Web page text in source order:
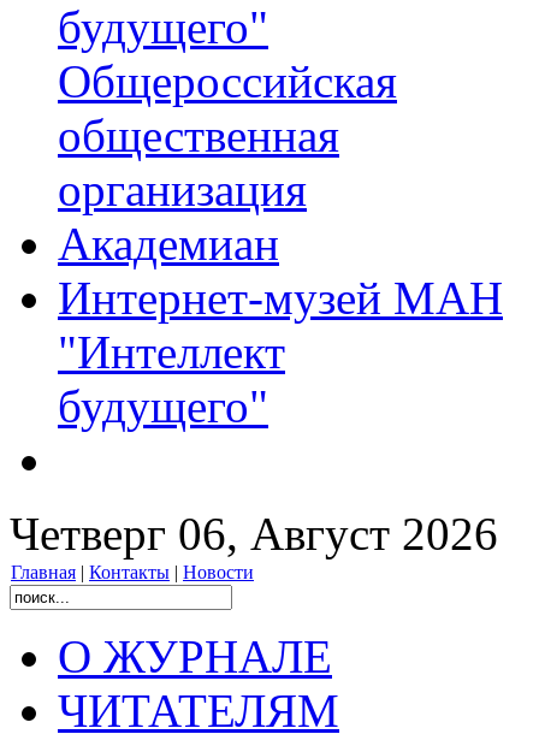
будущего"
Общероссийская
общественная
организация
Академиан
Интернет-музей МАН
"Интеллект
будущего"
Четверг 06, Август 2026
Главная | Контакты | Новости
О ЖУРНАЛЕ
ЧИТАТЕЛЯМ